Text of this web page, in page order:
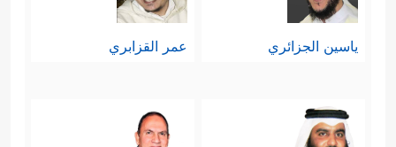
ياسين الجزائري عمر القزابري